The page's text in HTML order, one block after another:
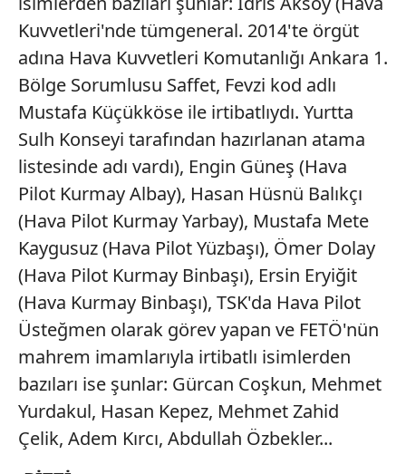
reklam/pazarlama faaliyetlerinin yapılması, amaçlarıyla
sınırlı olarak açık rızanız dahilinde kullanılacaktır.
Çerezlere ilişkin tercihlerinizi aşağıda yer alan panel
vasıtasıyla belirleyebilirsiniz. Çerezlere ilişkin detaylı bilgi
için Ayarlar butonuna tıklayabilir,Çerez Bilgilendirme
Metnimiziziyaret edebilirsiniz.
6698 sayılı Kişisel Verilerin Korunması Kanunu uyarınca
hazırlanmış Aydınlatma Metnimizi okumak ve sitemizde
ilgili mevzuata uygun olarak kullanılan çerezlerle ilgili bilgi
almak için lütfentıklayınız.
Kuvvetleri'nde tümgeneral. 2014'te örgüt
adına Hava Kuvvetleri Komutanlığı Ankara 1.
Bölge Sorumlusu Saffet, Fevzi kod adlı
Mustafa Küçükköse ile irtibatlıydı. Yurtta
Sulh Konseyi tarafından hazırlanan atama
listesinde adı vardı), Engin Güneş (Hava
Pilot Kurmay Albay), Hasan Hüsnü Balıkçı
(Hava Pilot Kurmay Yarbay), Mustafa Mete
Kaygusuz (Hava Pilot Yüzbaşı), Ömer Dolay
(Hava Pilot Kurmay Binbaşı), Ersin Eryiğit
(Hava Kurmay Binbaşı), TSK'da Hava Pilot
Üsteğmen olarak görev yapan ve FETÖ'nün
mahrem imamlarıyla irtibatlı isimlerden
bazıları ise şunlar: Gürcan Coşkun, Mehmet
Yurdakul, Hasan Kepez, Mehmet Zahid
Çelik, Adem Kırcı, Abdullah Özbekler...